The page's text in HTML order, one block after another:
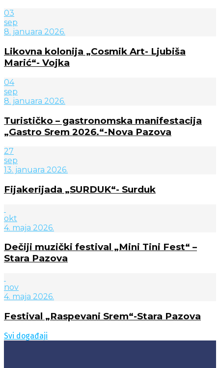
03
sep
8. januara 2026.
Likovna kolonija „Cosmik Art- Ljubiša
Marić“- Vojka
04
sep
8. januara 2026.
Turističko – gastronomska manifestacija
„Gastro Srem 2026.“-Nova Pazova
27
sep
13. januara 2026.
Fijakerijada „SURDUK“- Surduk
okt
4. maja 2026.
Dečiji muzički festival „Mini Tini Fest“ –
Stara Pazova
nov
4. maja 2026.
Festival „Raspevani Srem“-Stara Pazova
Svi događaji